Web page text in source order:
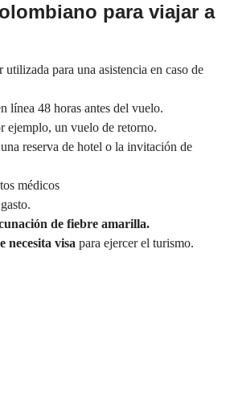
para viajar a
para una asistencia en caso de
línea 48 horas antes del vuelo.
ejemplo, un vuelo de retorno.
reserva de hotel o la invitación de
médicos
de fiebre amarilla.
necesita visa para ejercer el turismo.